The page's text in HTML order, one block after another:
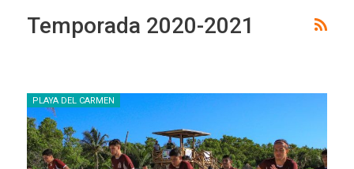
Temporada 2020-2021
PLAYA DEL CARMEN